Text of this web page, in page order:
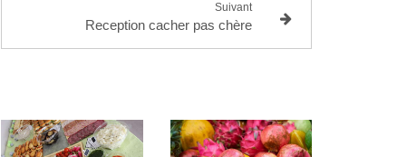
Suivant
Reception cacher pas chère